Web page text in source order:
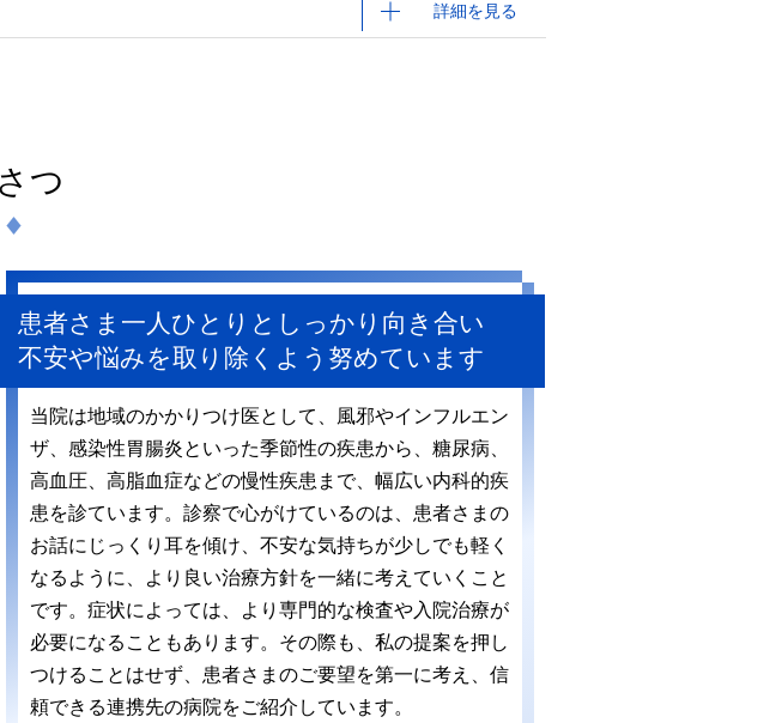
詳細を見る
つ
患者さま一人ひとりとしっかり向き合い
不安や悩みを取り除くよう努めています
当院は地域のかかりつけ医として、風邪やインフルエン
ザ、感染性胃腸炎といった季節性の疾患から、糖尿病、
高血圧、高脂血症などの慢性疾患まで、幅広い内科的疾
患を診ています。診察で心がけているのは、患者さまの
お話にじっくり耳を傾け、不安な気持ちが少しでも軽く
なるように、より良い治療方針を一緒に考えていくこと
です。症状によっては、より専門的な検査や入院治療が
必要になることもあります。その際も、私の提案を押し
つけることはせず、患者さまのご要望を第一に考え、信
頼できる連携先の病院をご紹介しています。